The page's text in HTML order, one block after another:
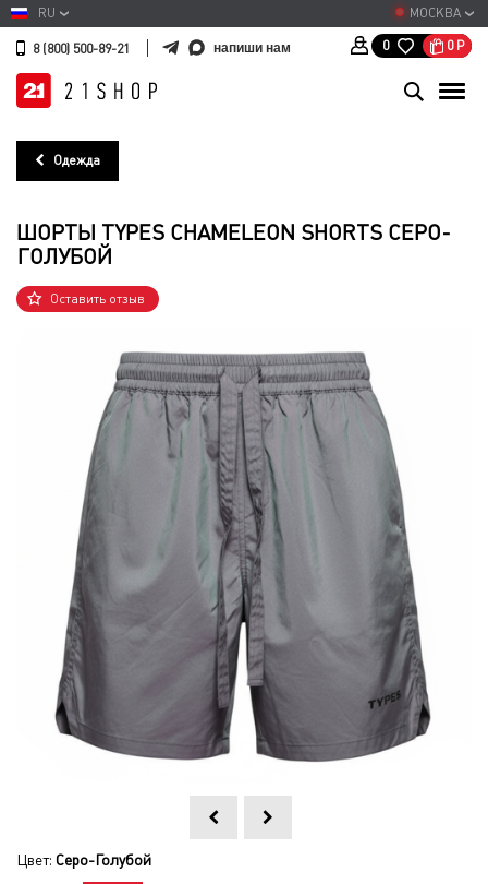
МОСКВА
RU
8 (800) 500-89-21 напиши нам 0 0 Р
Одежда
ШОРТЫ TYPES CHAMELEON SHORTS СЕРО-
ГОЛУБОЙ
Оставить отзыв
Цвет: Серо-Голубой